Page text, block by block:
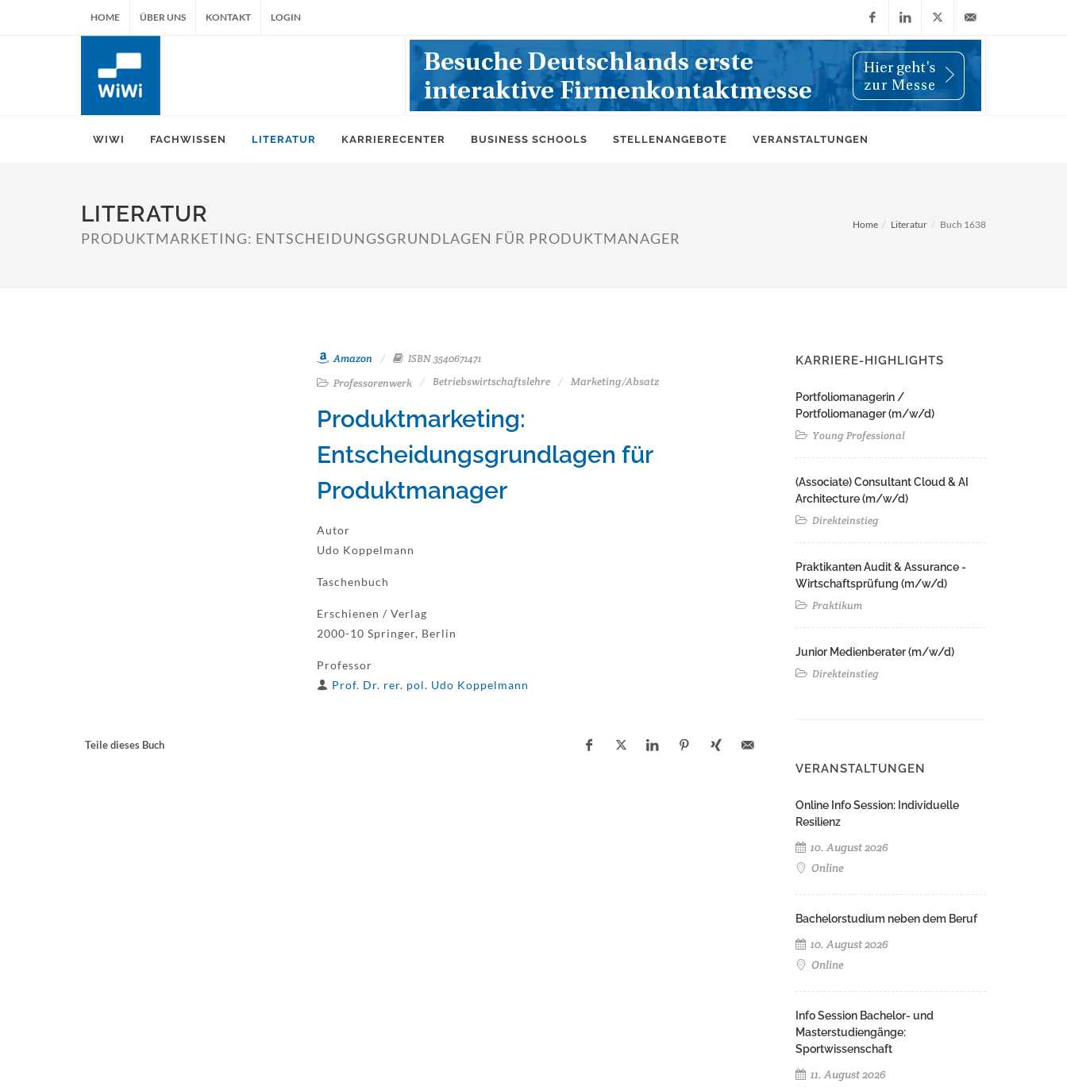
HOME ÜBER UNS KONTAKT LOGIN
FacebookLinkedIn
X
(Twitter)
info@wiwi-
WIWI FACHWISSEN LITERATUR KARRIERECENTER BUSINESS SCHOOLS STELLENANGEBOTE VERANSTALTUNGEN
LITERATUR
PRODUKTMARKETING: ENTSCHEIDUNGSGRUNDLAGEN FÜR PRODUKTMANAGER
Home Literatur Buch 1638
Amazon
ISBN 3540671471
Professorenwerk
Betriebswirtschaftslehre Marketing/Absatz
Produktmarketing:
Entscheidungsgrundlagen für
Produktmanager
Autor
Udo Koppelmann
Taschenbuch
Erschienen / Verlag
2000-10 Springer, Berlin
Professor
Prof. Dr. rer. pol. Udo Koppelmann
Teile dieses Buch
KARRIERE-HIGHLIGHTS
Portfoliomanagerin /
Portfoliomanager (m/w/d)
Young Professional
(Associate) Consultant Cloud & AI
Architecture (m/w/d)​ ​
Direkteinstieg
Praktikanten Audit & Assurance -
Wirtschaftsprüfung (m/w/d)
Praktikum
Junior Medienberater (m/w/d)
Direkteinstieg
VERANSTALTUNGEN
Online Info Session: Individuelle
Resilienz
10. August 2026
Online
Bachelorstudium neben dem Beruf
10. August 2026
Online
Info Session Bachelor- und
Masterstudiengänge:
Sportwissenschaft
11. August 2026